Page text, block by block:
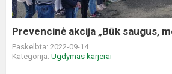
Prevencinė akcija „Būk saugus,
Paskelbta: 2022-09-14
Kategorija: Ugdymas karjerai